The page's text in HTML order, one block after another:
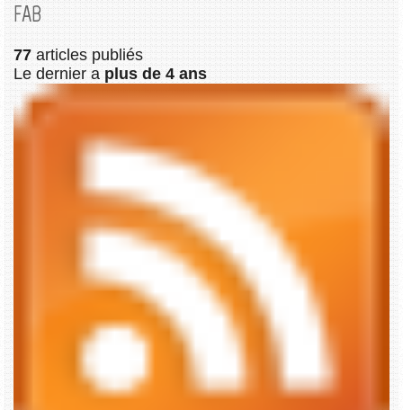
FAB
77 articles publiés
Le dernier a plus de 4 ans